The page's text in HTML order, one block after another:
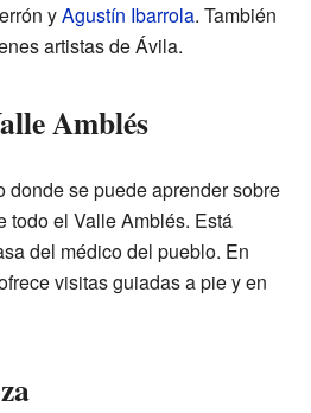
yAgustín Ibarrola. También
artistas de Ávila.
Amblés
donde se puede aprender sobre
todo el Valle Amblés. Está
del médico del pueblo. En
visitas guiadas a pie y en